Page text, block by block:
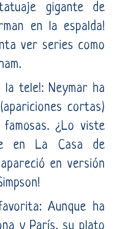
gigante de
en la espalda!
ver series como
la tele!: Neymar ha
cortas)
¿Lo viste
en La Casa de
apareció en versión
Aunque ha
y París, su plato